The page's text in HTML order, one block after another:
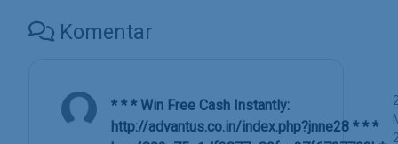
Komentar
* * * Win Free Cash Instantly:
http://advantus.co.in/index.php?jnne28 * * *